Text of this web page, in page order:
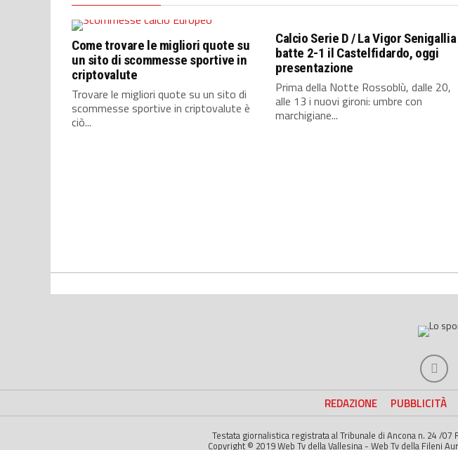
Come trovare le migliori quote su
un sito di scommesse sportive in
criptovalute
Trovare le migliori quote su un sito di
scommesse sportive in criptovalute è
ciò...
Calcio Serie D / La Vigor Senigallia
batte 2-1 il Castelfidardo, oggi
presentazione
Prima della Notte Rossoblù, dalle 20,
alle 13 i nuovi gironi: umbre con
marchigiane...
REDAZIONE PUBBLICITÀ
Testata giornalistica registrata al Tribunale di Ancona n. 24 /
Copyright © 2019 Web Tv della Vallesina - Web Tv della Fileni